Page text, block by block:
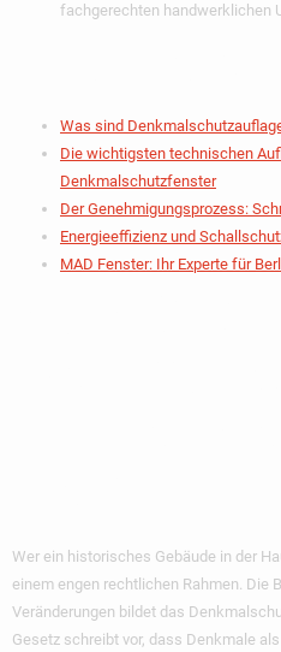
fachgerechten handwerklichen
Was sind
Die wichtigsten technischen
Denkmalschutzfenster
Der Genehmigungsprozess:
Energieeffizienz und
MAD Fenster: Ihr Experte für
Wer ein historisches Gebäude in der
einem engen rechtlichen Rahmen. Die
Veränderungen bildet das
Gesetz schreibt vor, dass Denkmale